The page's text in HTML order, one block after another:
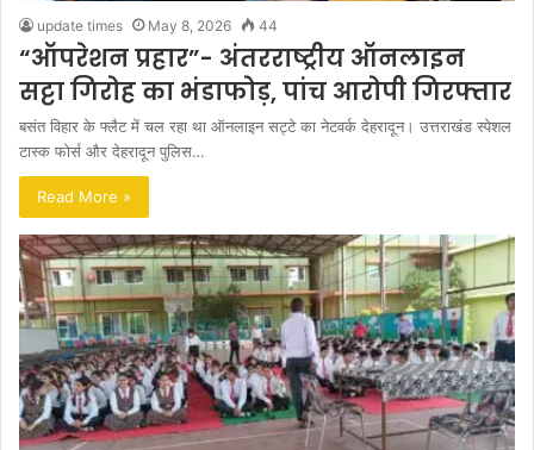
update times May 8, 2026 44
“ऑपरेशन प्रहार”- अंतरराष्ट्रीय ऑनलाइन
सट्टा गिरोह का भंडाफोड़, पांच आरोपी गिरफ्तार
बसंत विहार के फ्लैट में चल रहा था ऑनलाइन सट्टे का नेटवर्क देहरादून। उत्तराखंड स्पेशल
टास्क फोर्स और देहरादून पुलिस…
Read More »